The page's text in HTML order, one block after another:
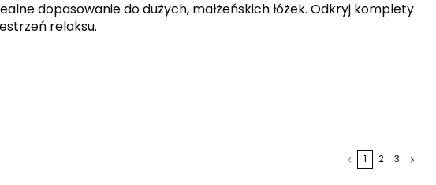
dopasowanie do dużych, małżeńskich łóżek. Odkryj komplety
relaksu.
2 3